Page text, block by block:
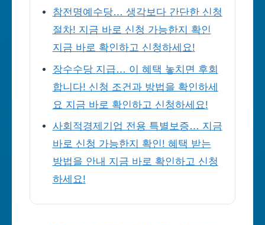
참전명예수당… 생각보다 간단한 신청
절차! 지금 바로 신청 가능한지 확인
지금 바로 확인하고 신청하세요!
장수수당 지급… 이 혜택 놓치면 후회
합니다! 신청 조건과 방법을 확인하세
요 지금 바로 확인하고 신청하세요!
사회적경제기업 전용 특별보증… 지금
바로 신청 가능한지 확인! 혜택 받는
방법을 안내 지금 바로 확인하고 신청
하세요!